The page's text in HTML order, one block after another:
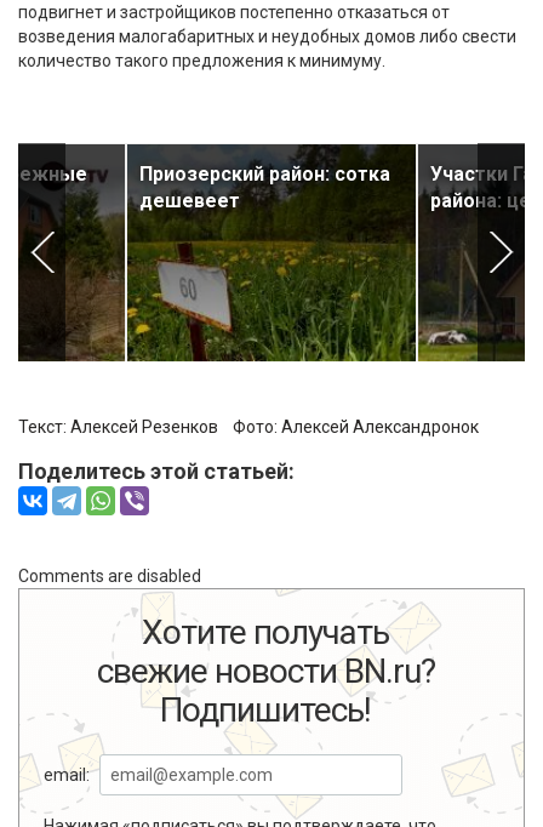
подвигнет и застройщиков постепенно отказаться от
возведения малогабаритных и неудобных домов либо свести
количество такого предложения к минимуму.
Приозерский район: сотка
дешевеет
Участки
района:
Текст: Алексей Резенков Фото: Алексей Александронок
Поделитесь этой статьей:
Comments are disabled
Хотите получать
свежие новости BN.ru?
Подпишитесь!
email: